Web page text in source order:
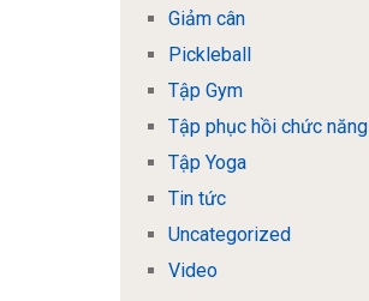
Giảm cân
Pickleball
Tập Gym
Tập phục hồi chức năng
Tập Yoga
Tin tức
Uncategorized
Video